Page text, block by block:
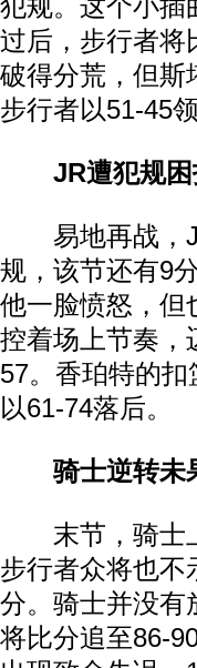
犯规。这个小插
过后，步行者将
破得分荒，但斯
步行者以51-45领
JR遭犯规困
易地再战，
规，该节还有9
他一脸愤怒，但
控着场上节奏，
57。香珀特的
以61-74落后。
骑士逆转未
末节，骑士上
步行者众将也不
分。骑士并没有
将比分追至86-